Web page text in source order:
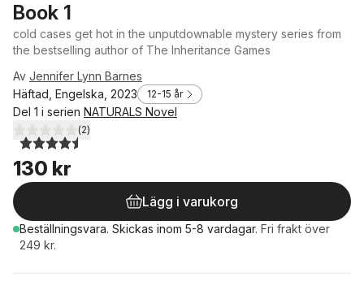
Book 1
cold cases get hot in the unputdownable mystery series from
the bestselling author of The Inheritance Games
Av Jennifer Lynn Barnes
Häftad, Engelska, 2023
12-15 år
Del 1 i serien NATURALS Novel
4,5utav 5 stjärnor. Totalt antal röster:
(2)
130 kr
Lägg i varukorg
Beställningsvara. Skickas inom 5-8 vardagar. Fri frakt över
249 kr.